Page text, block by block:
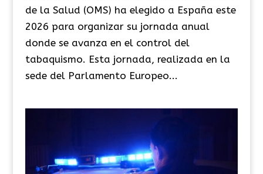
de la Salud (OMS) ha elegido a España este
2026 para organizar su jornada anual
donde se avanza en el control del
tabaquismo. Esta jornada, realizada en la
sede del Parlamento Europeo...